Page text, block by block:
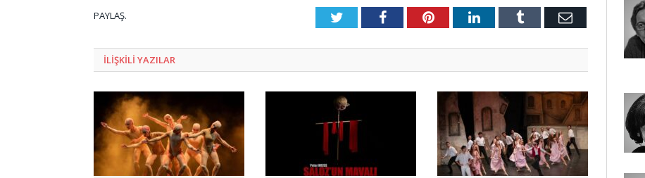
PAYLAŞ. TwitterFacebookPinterestLinkedInTumblr E-
ILIŞKILI YAZILAR